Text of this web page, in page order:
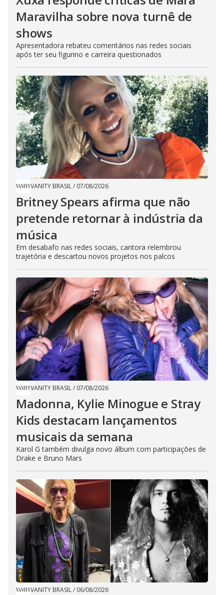
Maravilha sobre nova turnê de
shows
Apresentadora rebateu comentários nas redes sociais
após ter seu figurino e carreira questionados
VANITY BRASIL/ 07/08/2026
Britney Spears afirma que não
pretende retornar à indústria da
música
Em desabafo nas redes sociais, cantora relembrou
trajetória e descartou novos projetos nos palcos
VANITY BRASIL/ 07/08/2026
Madonna, Kylie Minogue e Stray
Kids destacam lançamentos
musicais da semana
Karol G também divulga novo álbum com participações de
Drake e Bruno Mars
VANITY BRASIL/ 06/08/2026